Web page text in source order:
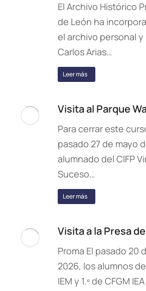
El Archivo Histórico
de León ha
el archivo personal
Carlos Arias…
Leer más
Visita al Parque
Para cerrar este
pasado 27 de mayo
alumnado del CIFP
Suceso…
Leer más
Visita a la Presa
Proma El pasado 20
2026, los alumnos de
IEM y 1.º de CFGM